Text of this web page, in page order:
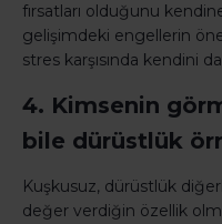
fırsatları olduğunu
gelişimdeki engellerin
stres karşısında kendini
4. Kimsenin
bile dürüstlük
Kuşkusuz, dürüstlük
değer verdiğin özellik